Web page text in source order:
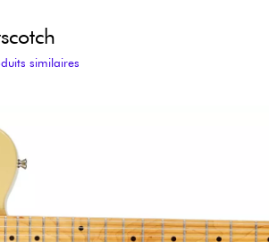
Packs
similaires